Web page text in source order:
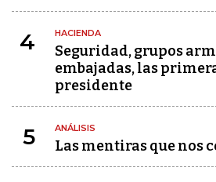
4 HACIENDA
Seguridad, grupos
embajadas, las
presidente
5 ANÁLISIS
Las mentiras que nos